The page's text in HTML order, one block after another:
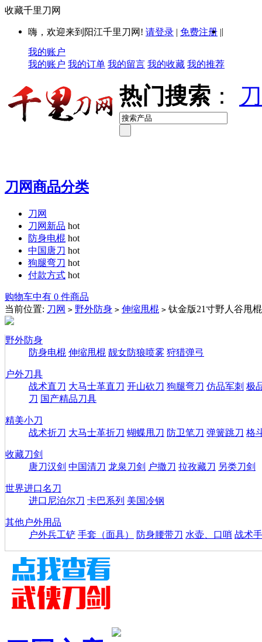
收藏千里刀网
嗨，欢迎来到阳江千里刀网! 请登录 | 免费注册 ||
我的账户
我的账户 我的订单 我的留言 我的收藏 我的推荐
热门搜索 ：
刀网商品分类
刀网
刀网新品 hot
防身电棍 hot
中国唐刀 hot
狗腿弯刀 hot
付款方式 hot
购物车中有 0 件商品
当前位置: 刀网 > 野外防身 > 伸缩甩棍 > 钛金版21寸野人谷甩棍
野外防身
防身电棍 伸缩甩棍 靓女防狼喷雾 狩猎弹弓
户外刀具
战术直刀 大马士革直刀 开山砍刀 狗腿弯刀 仿品军刺 极
刀 国产精品刀具
精美小刀
战术折刀 大马士革折刀 蝴蝶甩刀 防卫笔刀 弹簧跳刀 格
收藏刀剑
唐刀汉剑 中国清刀 龙泉刀剑 户撒刀 拉孜藏刀 另类刀剑
世界进口名刀
进口尼泊尔刀 卡巴系列 美国冷钢
其他户外用品
户外兵工铲 手套（面具） 防身腰带刀 水壶、口哨 战术